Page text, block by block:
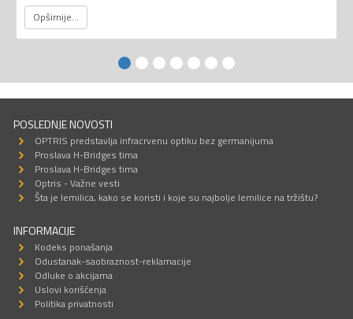
Opširnije...
POSLEDNJE NOVOSTI
OPTRIS predstavlja infracrvenu optiku bez germanijuma
Proslava H-Bridges tima
Proslava H-Bridges tima
Optris - Važne vesti
Šta je lemilica, kako se koristi i koje su najbolje lemilice na tržištu?
INFORMACIJE
Kodeks ponašanja
Odustanak-saobraznost-reklamacije
Odluke o akcijama
Uslovi korišćenja
Politika privatnosti